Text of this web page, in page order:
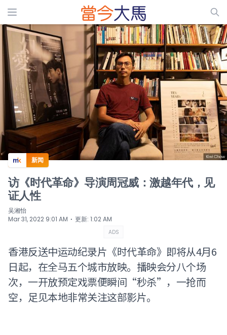
ADS
新闻
访《时代革命》导演周冠威：激越年代，见
证人性
吴湘怡
Mar 31, 2022 9:01 AM ⋅ 更新: 1:02 AM
ADS
香港反送中运动纪录片《时代革命》即将从4月6
日起，在全马五个城市放映。播映会分八个场
次，一开放预定戏票便瞬间“秒杀”，一抢而
空，足见本地非常关注这部影片。